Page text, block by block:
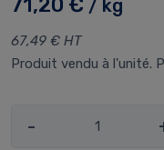
71,20 € / kg
67,49 € HT
Produit vendu à l'unité.
-